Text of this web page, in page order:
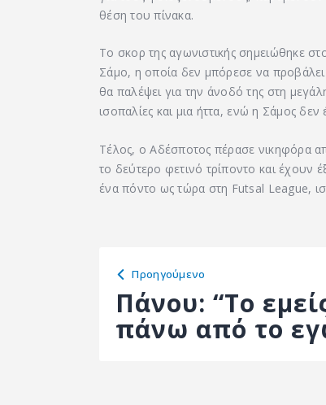
θέση του πίνακα.
Το σκορ της αγωνιστικής σημειώθηκε
Σάμο, η οποία δεν μπόρεσε να
θα παλέψει για την άνοδό της στη
ισοπαλίες και μια ήττα, ενώ η Σάμος
Τέλος, ο Αδέσποτος πέρασε νικηφόρα
το δεύτερο φετινό τρίποντο και έχουν
ένα πόντο ως τώρα στη Futsal League,
Προηγούμενο
Πάνου: “Το
πάνω από το